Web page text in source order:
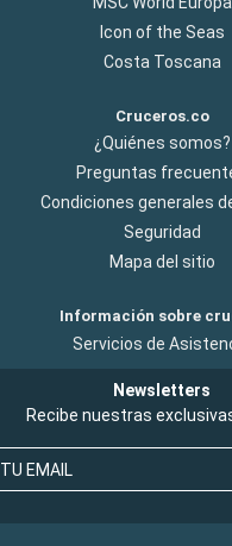
Icon of the Seas
Costa Toscana
Cruceros.co
¿Quiénes somos?
Preguntas
Condiciones generales
Seguridad
Mapa del sitio
Información sobre
Servicios de
Newsletters
Recibe nuestras
TU EMAIL